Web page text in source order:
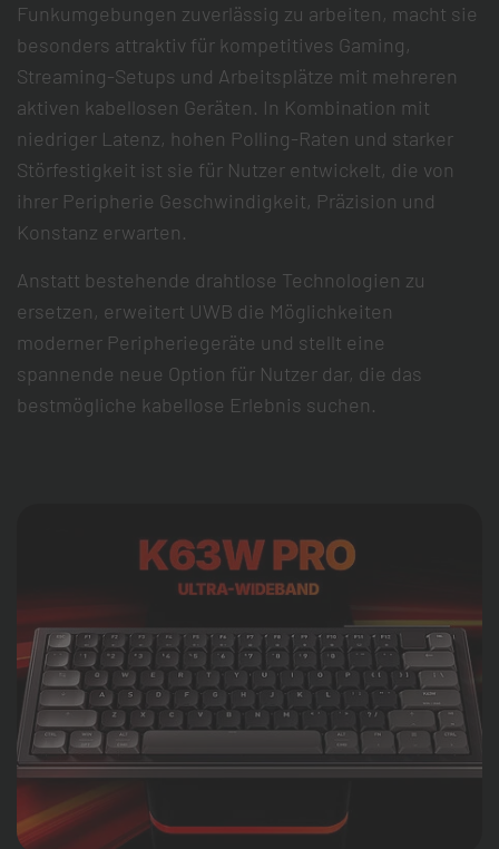
Funkumgebungen zuverlässig zu arbeiten, macht sie
besonders attraktiv für kompetitives Gaming,
Streaming-Setups und Arbeitsplätze mit mehreren
aktiven kabellosen Geräten. In Kombination mit
niedriger Latenz, hohen Polling-Raten und starker
Störfestigkeit ist sie für Nutzer entwickelt, die von
ihrer Peripherie Geschwindigkeit, Präzision und
Konstanz erwarten.
Anstatt bestehende drahtlose Technologien zu
ersetzen, erweitert UWB die Möglichkeiten
moderner Peripheriegeräte und stellt eine
spannende neue Option für Nutzer dar, die das
bestmögliche kabellose Erlebnis suchen.